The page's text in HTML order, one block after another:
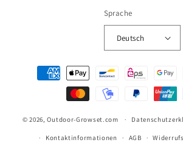
Sprache
Deutsch
Zahlungsmethoden
© 2026,Outdoor-Growset.com
Kontaktinformationen AGB